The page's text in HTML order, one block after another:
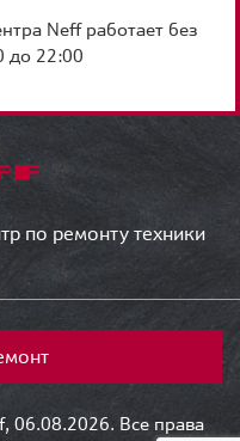
Neff работает без
до 22:00
по ремонту техники
06.08.2026. Все права